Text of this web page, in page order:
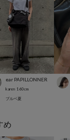
ear PAPILLONNER
karen 160cm
ブルベ夏
め